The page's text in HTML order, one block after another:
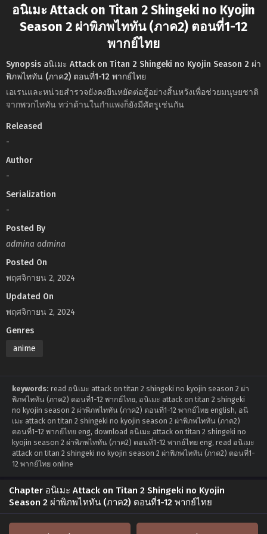
อนิเมะ Attack on Titan 2 Shingeki no Kyojin
Season 2 ผ่าพิภพไททัน (ภาค2) ตอนที่1-12
พากย์ไทย
Synopsis อนิเมะ Attack on Titan 2 Shingeki no Kyojin Season 2 ผ่า
พิภพไททัน (ภาค2) ตอนที่1-12 พากย์ไทย
เอเรนและหน่วยสำรวจยังคงยืนหยัดต่อสู้อย่างสิ้นหวังเพื่อช่วยมนุษยชาติ
จากพวกไททัน ทว่าด้านในกำแพงก็ยังมีศัตรูเช่นกัน
Released
-
Author
-
Serialization
-
Posted By
admina admina
Posted On
พฤศจิกายน 2, 2024
Updated On
พฤศจิกายน 2, 2024
Genres
anime
keywords: read อนิเมะ attack on titan 2 shingeki no kyojin season 2 ผ่า
พิภพไททัน (ภาค2) ตอนที่1-12 พากย์ไทย, อนิเมะ attack on titan 2 shingeki
no kyojin season 2 ผ่าพิภพไททัน (ภาค2) ตอนที่1-12 พากย์ไทย english, อนิ
เมะ attack on titan 2 shingeki no kyojin season 2 ผ่าพิภพไททัน (ภาค2)
ตอนที่1-12 พากย์ไทย eng, download อนิเมะ attack on titan 2 shingeki no
kyojin season 2 ผ่าพิภพไททัน (ภาค2) ตอนที่1-12 พากย์ไทย eng, read อนิเมะ
attack on titan 2 shingeki no kyojin season 2 ผ่าพิภพไททัน (ภาค2) ตอนที่1-
12 พากย์ไทย online
Chapter อนิเมะ Attack on Titan 2 Shingeki no Kyojin
Season 2 ผ่าพิภพไททัน (ภาค2) ตอนที่1-12 พากย์ไทย